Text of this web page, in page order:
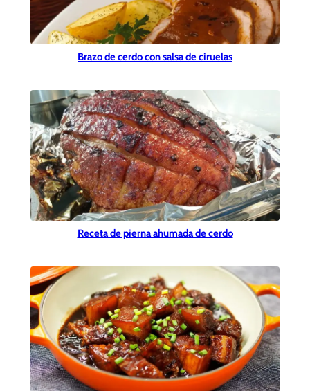
Brazo de cerdo con salsa de ciruelas
Receta de pierna ahumada de cerdo